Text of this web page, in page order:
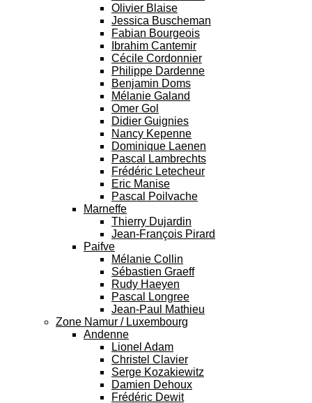
Olivier Blaise
Jessica Buscheman
Fabian Bourgeois
Ibrahim Cantemir
Cécile Cordonnier
Philippe Dardenne
Benjamin Doms
Mélanie Galand
Omer Gol
Didier Guignies
Nancy Kepenne
Dominique Laenen
Pascal Lambrechts
Frédéric Letecheur
Eric Manise
Pascal Poilvache
Marneffe
Thierry Dujardin
Jean-François Pirard
Paifve
Mélanie Collin
Sébastien Graeff
Rudy Haeyen
Pascal Longree
Jean-Paul Mathieu
Zone Namur / Luxembourg
Andenne
Lionel Adam
Christel Clavier
Serge Kozakiewitz
Damien Dehoux
Frédéric Dewit